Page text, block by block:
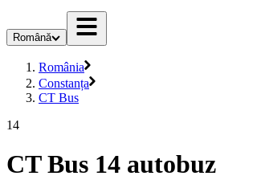
Română
România
Constanța
CT Bus
14
CT Bus 14 autobuz